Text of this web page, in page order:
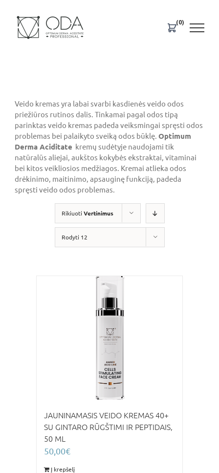
content
(0)
Veido kremas yra labai svarbi kasdienės veido odos
priežiūros rutinos dalis. Tinkamai pagal odos tipą
parinktas veido kremas padeda veiksmingai spręsti odos
problemas bei palaikyto sveiką odos būklę. Optimum
Derma Aciditate kremų sudėtyje naudojami tik
natūralūs aliejai, aukštos kokybės ekstraktai, vitaminai
bei kitos veikliosios medžiagos. Kremai atlieka odos
drėkinimo, maitinimo, apsauginę funkciją, padeda
spręsti veido odos problemas.
Rikiuoti Vertinimus
Rodyti 12
JAUNINAMASIS VEIDO KREMAS 40+
SU GINTARO RŪGŠTIMI IR PEPTIDAIS,
50 ML
50,00€
Į krepšelį